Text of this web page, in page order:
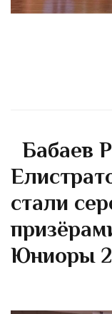
Бабаев
стали
Юниоры